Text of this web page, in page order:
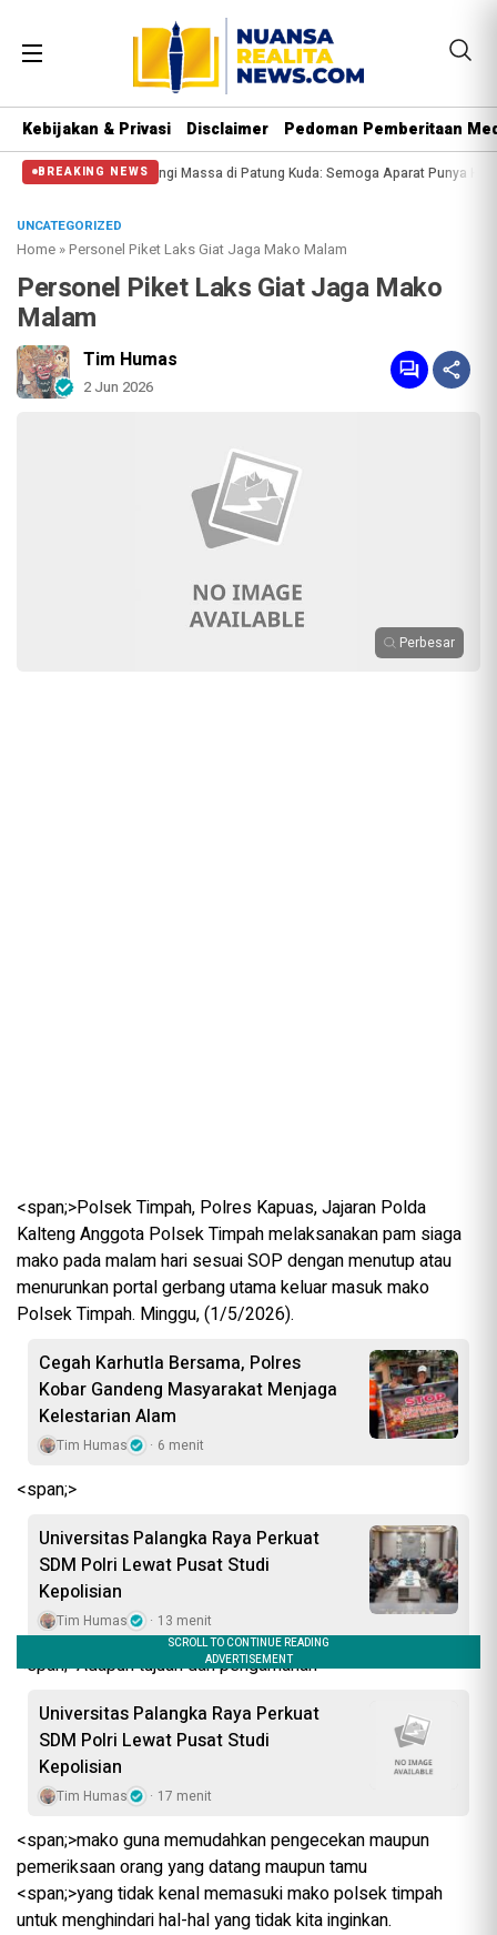
Kebijakan & Privasi Disclaimer Pedoman Pemberitaan
BREAKING NEWS
Halangi Massa di Patung Kuda: Semoga Aparat Punya Hati Nurani
UNCATEGORIZED
Home »Personel Piket Laks Giat Jaga Mako Malam
Personel Piket Laks Giat Jaga Mako
Malam
Tim Humas
2 Jun 2026
Perbesar
<span;>Polsek Timpah, Polres Kapuas, Jajaran Polda
Kalteng Anggota Polsek Timpah melaksanakan pam siaga
mako pada malam hari sesuai SOP dengan menutup atau
menurunkan portal gerbang utama keluar masuk mako
Polsek Timpah. Minggu, (1/5/2026).
Cegah Karhutla Bersama, Polres
Kobar Gandeng Masyarakat Menjaga
Kelestarian Alam
Tim Humas 6 menit
<span;>‎
Universitas Palangka Raya Perkuat
SDM Polri Lewat Pusat Studi
Kepolisian
Tim Humas 13 menit
<span;>‎Adapun tujuan dari pengamanan
Universitas Palangka Raya Perkuat
SDM Polri Lewat Pusat Studi
Kepolisian
Tim Humas 17 menit
<span;>‎mako guna memudahkan pengecekan maupun
pemeriksaan orang yang datang maupun tamu
<span;>‎yang tidak kenal memasuki mako polsek timpah
untuk menghindari hal-hal yang tidak kita inginkan.